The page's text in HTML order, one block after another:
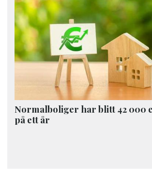
Normalboliger har blitt 42 000
på ett år